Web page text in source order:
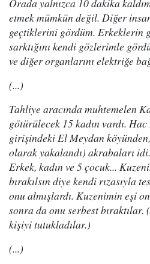
etmek mümkün değil. Diğer
geçtiklerini gördüm. Erkeklerin
sarktığını kendi gözlerimle
ve diğer organlarını elektriğe
(...)
Tahliye aracında muhtemelen
götürülecek 15 kadın vardı.
girişindeki El Meydan
olarak yakalandı) akrabaları
Erkek, kadın ve 5 çocuk...
bırakılsın diye kendi rızasıyla
onu almışlardı. Kuzenimin eşi
sonra da onu serbest bıraktılar.
kişiyi tutukladılar.)
(...)